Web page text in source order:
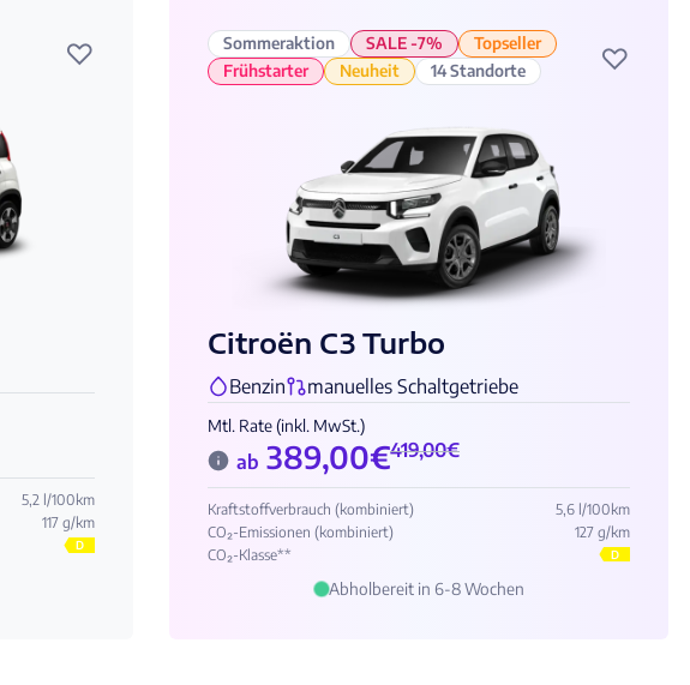
♡
5,2 l/100km
117 g/km
D
Sommeraktion SALE -7%
Topseller
Frühstarter
Neuheit 14 Standorte ♡
Citroën C3 Turbo
Benzin manuelles Schaltgetriebe
Mtl. Rate (inkl. MwSt.)
ab 419,00€
389,00€
Kraftstoffverbrauch (kombiniert)
5,6 l/100km
CO₂-Emissionen (kombiniert)
127 g/km
CO₂-Klasse**
D
Abholbereit in 6-8 Wochen